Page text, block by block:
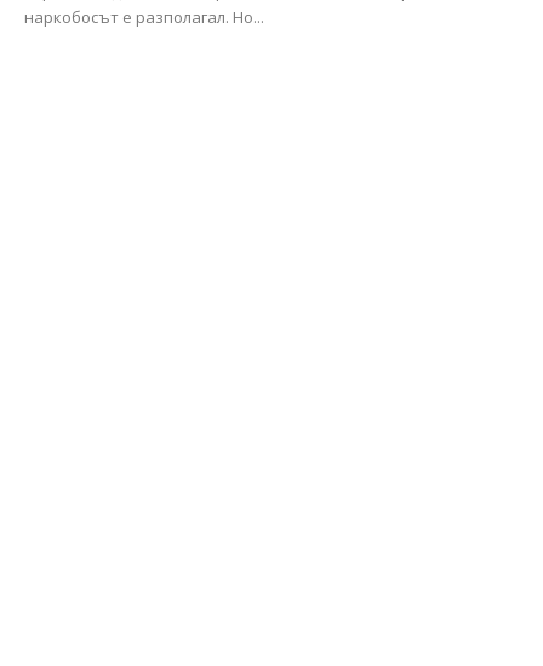
наркобосът е разполагал. Но...